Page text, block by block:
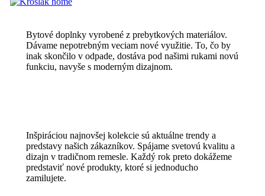
Bytové doplnky vyrobené z prebytkových materiálov.
Dávame nepotrebným veciam nové využitie. To, čo by
inak skončilo v odpade, dostáva pod našimi rukami novú
funkciu, navyše s moderným dizajnom.
Inšpiráciou najnovšej kolekcie sú aktuálne trendy a
predstavy našich zákazníkov. Spájame svetovú kvalitu a
dizajn v tradičnom remesle. Každý rok preto dokážeme
predstaviť nové produkty, ktoré si jednoducho
zamilujete.